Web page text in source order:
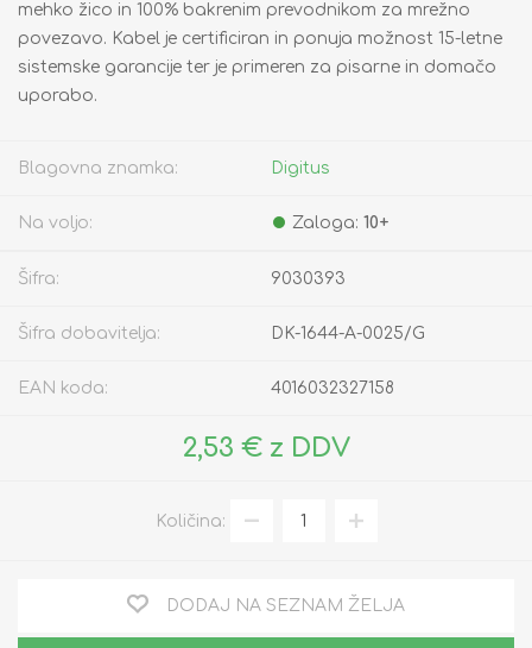
mehko žico in 100% bakrenim prevodnikom za mrežno
povezavo. Kabel je certificiran in ponuja možnost 15-letne
sistemske garancije ter je primeren za pisarne in domačo
uporabo.
Blagovna znamka: Digitus
Na voljo: Zaloga: 10+
Šifra: 9030393
Šifra dobavitelja: DK-1644-A-0025/G
EAN koda: 4016032327158
2,53 € z DDV
Količina:
DODAJ NA SEZNAM ŽELJA